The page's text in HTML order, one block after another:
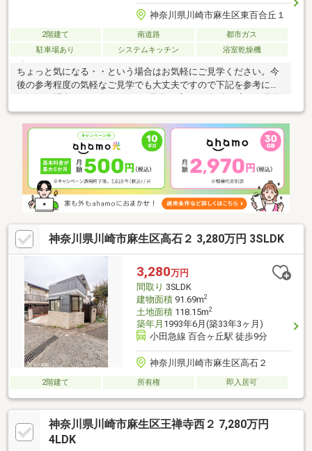
神奈川県川崎市麻生区東百合丘１
2階建て 南道路
都市ガス
駐車場あり
システムキッチン 浴室乾燥機
ちょっと気になる・・という場合はお気軽にご見学ください。今
後の参考程度の気軽なご見学でも大丈夫ですので下記を参考にお
も大丈夫です。（ステップ １）気になる場合はまずはお電話
を。その際にご条件など言って頂ければその他物件も併せてご案
内させて頂きます。（ステップ ２）担当者が車で自宅、最寄り
駅・またはご希望の待ち合わせ場所までお迎えにあがらせて頂き
ます。（ステップ３）ご見学ご希望物件に到着。物件の良い点や
注意するべき点、周辺環境やスーパーまでの距離、通学範囲、ル
ートなどをご案内させて頂きます。
神奈川県川崎市麻生区高石２ 3,280万円 3SLDK
3,280万円
間取り 3SLDK
建物面積91.69m2
土地面積118.15m2
築年月 1993年6月(築33年3ヶ月)
小田急線 百合ヶ丘駅 徒歩9分
神奈川県川崎市麻生区高石２
2階建て 所有権 即入居可
神奈川県川崎市麻生区王禅寺西２ 7,280万円
4LDK